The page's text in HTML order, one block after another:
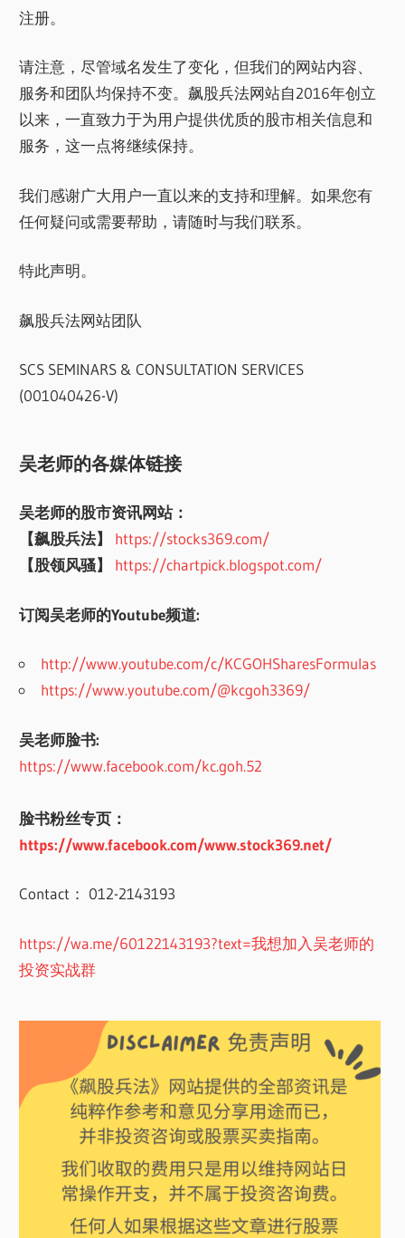
注册。
请注意，尽管域名发生了变化，但我们的网站内容、
服务和团队均保持不变。飙股兵法网站自2016年创立
以来，一直致力于为用户提供优质的股市相关信息和
服务，这一点将继续保持。
我们感谢广大用户一直以来的支持和理解。如果您有
任何疑问或需要帮助，请随时与我们联系。
特此声明。
飙股兵法网站团队
SCS SEMINARS & CONSULTATION SERVICES
(001040426-V)
吴老师的各媒体链接
吴老师的股市资讯网站：
【飙股兵法】
https://stocks369.com/
【股领风骚】
https://chartpick.blogspot.com/
订阅吴老师的Youtube频道:
http://www.youtube.com/c/KCGOHSharesFormulas
https://www.youtube.com/@kcgoh3369/
吴老师脸书:
https://www.facebook.com/kc.goh.52
脸书粉丝专页：
https://www.facebook.com/www.stock369.net/
Contact： 012-2143193
https://wa.me/60122143193?text=我想加入吴老师的
投资实战群